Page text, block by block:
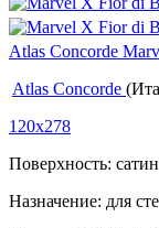
Atlas Concorde
Atlas Concorde
120x278
Поверхность:
Назначение: для